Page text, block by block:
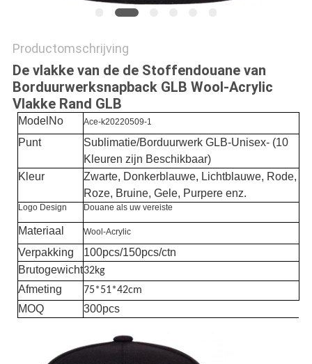
Productomschrijving
De vlakke van de de Stoffendouane van
Borduurwerksnapback GLB Wool-Acrylic
Vlakke Rand GLB
ModelNo Ace-k20220509-1
Punt
Sublimatie/Borduurwerk GLB-Unisex- (10
Kleuren zijn Beschikbaar)
Kleur
Zwarte, Donkerblauwe, Lichtblauwe, Rode,
Roze, Bruine, Gele, Purpere enz.
Logo Design Douane als uw vereiste
Materiaal Wool-Acrylic
Verpakking
100pcs/150pcs/ctn
Brutogewicht32kg
Afmeting 75*51*42cm
MOQ 300pcs